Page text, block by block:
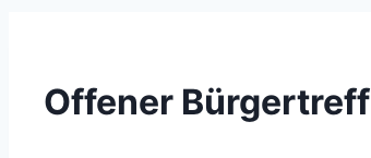
Offener Bürgertreff